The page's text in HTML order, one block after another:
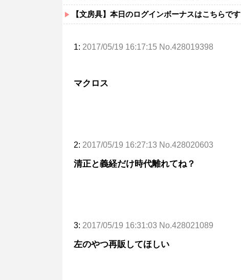
【文房具】本日のログインボーナスはこちらです
1: 2017/05/19 16:17:15 No.428019398
マクロス
2: 2017/05/19 16:27:13 No.428020603
清正と義経だけ時代離れてね？
3: 2017/05/19 16:31:03 No.428021089
左のやつ再販してほしい